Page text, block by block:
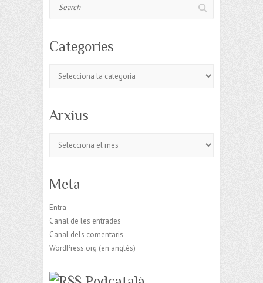
Categories
Arxius
Meta
Entra
Canal de les entrades
Canal dels comentaris
WordPress.org (en anglès)